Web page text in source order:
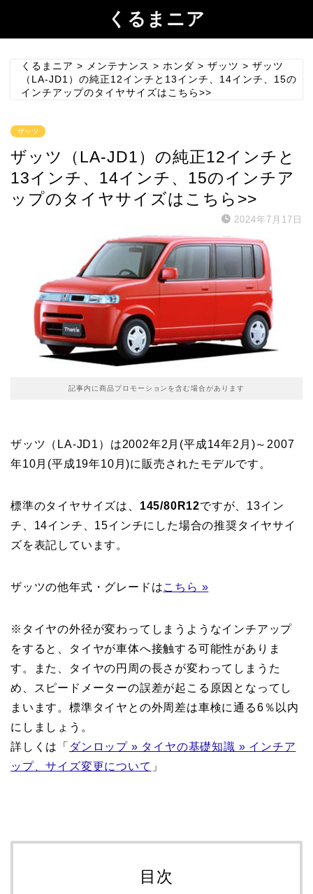
くるまニア
くるまニア > メンテナンス > ホンダ > ザッツ > ザッツ
（LA-JD1）の純正12インチと13インチ、14インチ、15の
インチアップのタイヤサイズはこちら>>
ザッツ
ザッツ（LA-JD1）の純正12インチと
13インチ、14インチ、15のインチア
ップのタイヤサイズはこちら>>
2024年7月17日
記事内に商品プロモーションを含む場合があります
ザッツ（LA-JD1）は2002年2月(平成14年2月)～2007
年10月(平成19年10月)に販売されたモデルです。
標準のタイヤサイズは、 145/80R12ですが、13イン
チ、14インチ、15インチにした場合の推奨タイヤサイ
ズを表記しています。
ザッツの他年式・グレードはこちら »
※タイヤの外径が変わってしまうようなインチアップ
をすると、タイヤが車体へ接触する可能性がありま
す。また、タイヤの円周の長さが変わってしまうた
め、スピードメーターの誤差が起こる原因となってし
まいます。標準タイヤとの外周差は車検に通る6％以内
にしましょう。
詳しくは「 ダンロップ » タイヤの基礎知識 » インチア
ップ、サイズ変更について 」
目次